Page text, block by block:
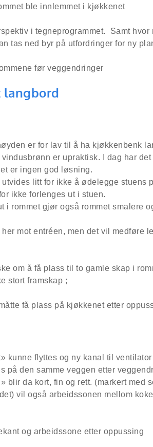
i tegneprogrammet. Samt hvor
tas ned byr på utfordringer for ny
langbord
er for lav til å ha kjøkkenbenk
er upraktisk. I dag har
er ingen god løsning.
litt for ikke å ødelegge stuens
ikke forlenges ut i stuen.
i rommet gjør også rommet smalere
mot entréen, men det vil medføre
om å få plass til to gamle skap i
stort framskap ;
kunne flyttes og ny kanal til
på den samme veggen etter
blir da kort, fin og rett. (markert med
vil også arbeidssonen mellom